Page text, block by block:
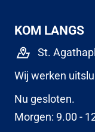
KOM LANGS
St.
Wij werken
Nu gesloten.
Morgen: 9.00 -